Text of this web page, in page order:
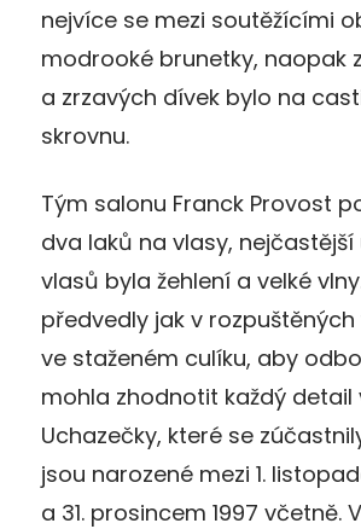
nejvíce se mezi soutěžícími
modrooké brunetky, naopak
a zrzavých dívek bylo na
skrovnu.
Tým salonu Franck Provost
dva laků na vlasy,
vlasů byla žehlení a velké
předvedly jak v
ve staženém culíku, aby
mohla zhodnotit každý detail
Uchazečky, které se
jsou narozené mezi 1.
a 31. prosincem 1997 včetně.